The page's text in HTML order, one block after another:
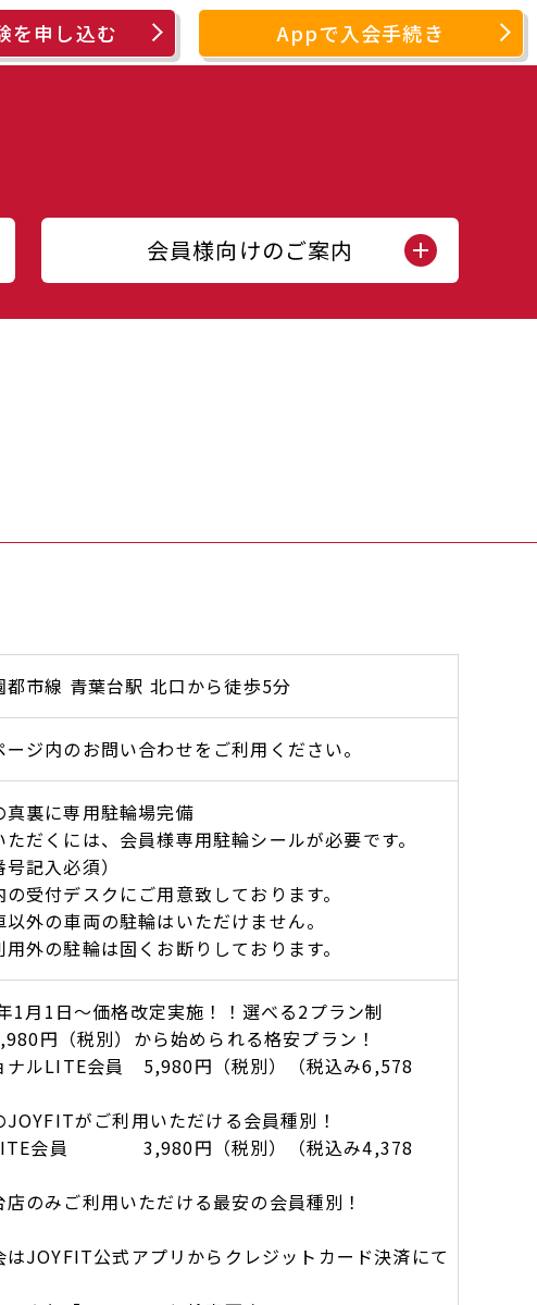
を申し込む Appで入会手続き
会員様向けのご案内
都市線 青葉台駅 北口から徒歩5分
ージ内のお問い合わせをご利用ください。
真裏に専用駐輪場完備
ただくには、会員様専用駐輪シールが必要です。
号記入必須）
受付デスクにご用意致しております。
外の車両の駐輪はいただけません。
外の駐輪は固くお断りしております。
1月1日～価格改定実施！！選べる2プラン制
円（税別）から始められる格安プラン！
ルLITE会員 5,980円（税別）（税込み6,578
がご利用いただける会員種別！
会員 3,980円（税別）（税込み4,378
のみご利用いただける最安の会員種別！
JOYFIT公式アプリからクレジットカード決済にて